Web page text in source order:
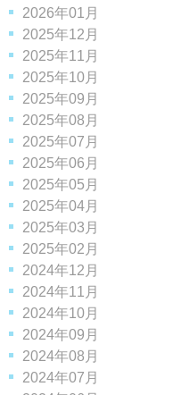
2026年01月
2025年12月
2025年11月
2025年10月
2025年09月
2025年08月
2025年07月
2025年06月
2025年05月
2025年04月
2025年03月
2025年02月
2024年12月
2024年11月
2024年10月
2024年09月
2024年08月
2024年07月